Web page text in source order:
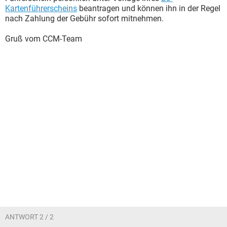
Kartenführerscheins beantragen und können ihn in der Regel
nach Zahlung der Gebühr sofort mitnehmen.
Gruß vom CCM-Team
ANTWORT 2 / 2